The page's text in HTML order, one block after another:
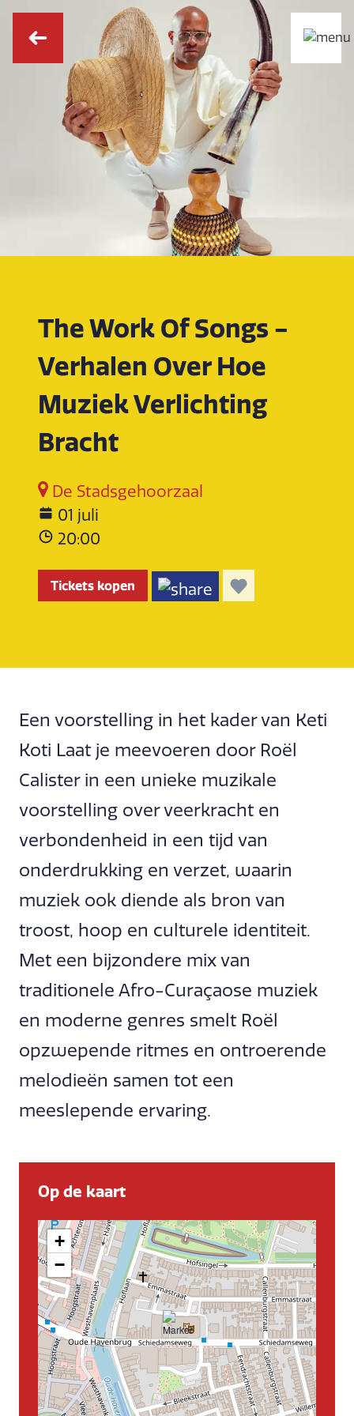
The Work Of Songs -
Verhalen Over Hoe
Muziek Verlichting
Bracht
De Stadsgehoorzaal
01 juli
20:00
Tickets kopen
Een voorstelling in het kader van Keti
Koti Laat je meevoeren door Roël
Calister in een unieke muzikale
voorstelling over veerkracht en
verbondenheid in een tijd van
onderdrukking en verzet, waarin
muziek ook diende als bron van
troost, hoop en culturele identiteit.
Met een bijzondere mix van
traditionele Afro-Curaçaose muziek
en moderne genres smelt Roël
opzwepende ritmes en ontroerende
melodieën samen tot een
meeslepende ervaring.
Op de kaart
+
−